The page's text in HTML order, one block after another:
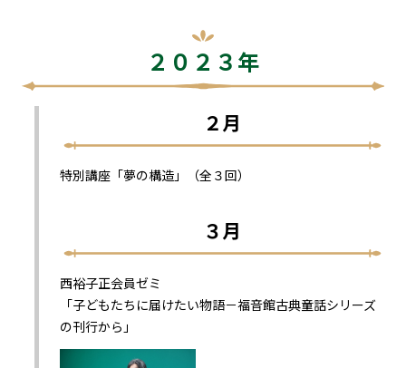
２０２３年
２月
特別講座「夢の構造」（全３回）
３月
西裕子正会員ゼミ
「子どもたちに届けたい物語－福音館古典童話シリーズ
の刊行から」